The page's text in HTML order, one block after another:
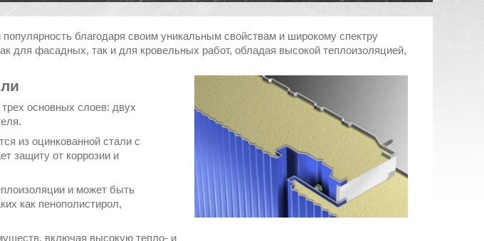
благодаря своим уникальным свойствам и широкому спектру
для фасадных, так и для кровельных работ, обладая высокой теплоизоляцией,
основных слоев: двух
из оцинкованной стали с
защиту от коррозии и
и может быть
как пенополистирол,
включая высокую тепло- и